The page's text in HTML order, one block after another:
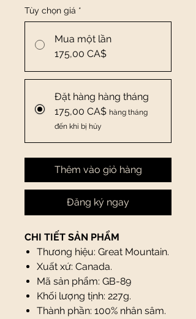
Tùy chọn giá *
Mua một lần
175,00 CA$
Đặt hàng hàng tháng
175,00 CA$ hàng tháng
đến khi bị hủy
Thêm vào giỏ hàng
Đăng ký ngay
CHI TIẾT SẢN PHẨM
Thương hiệu: Great Mountain.
Xuất xứ: Canada.
Mã sản phẩm: GB-89
Khối lượng tịnh: 227g.
Thành phần: 100% nhân sâm.